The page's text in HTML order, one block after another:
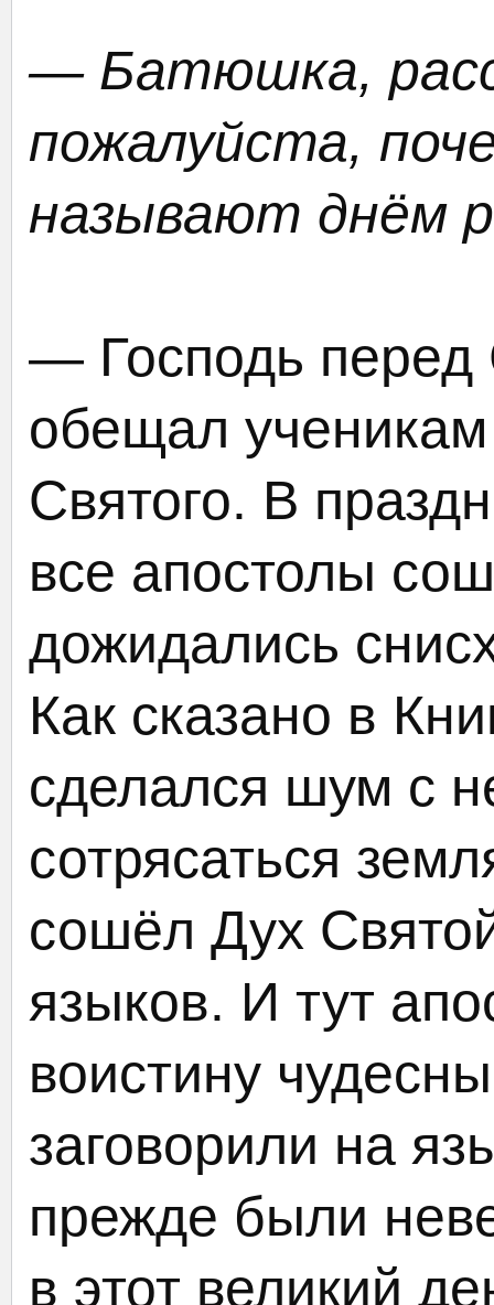
— Батюшка,
пожалуйста,
называют днём
— Господь перед
обещал
Святого. В
все апостолы
дожидались
Как сказано в
сделался шум с
сотрясаться
сошёл Дух
языков. И тут
воистину
заговорили на
прежде были
в этот великий